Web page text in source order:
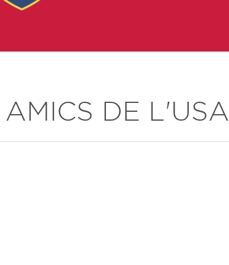
AMICS DE